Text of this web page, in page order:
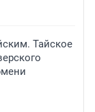
Тайское